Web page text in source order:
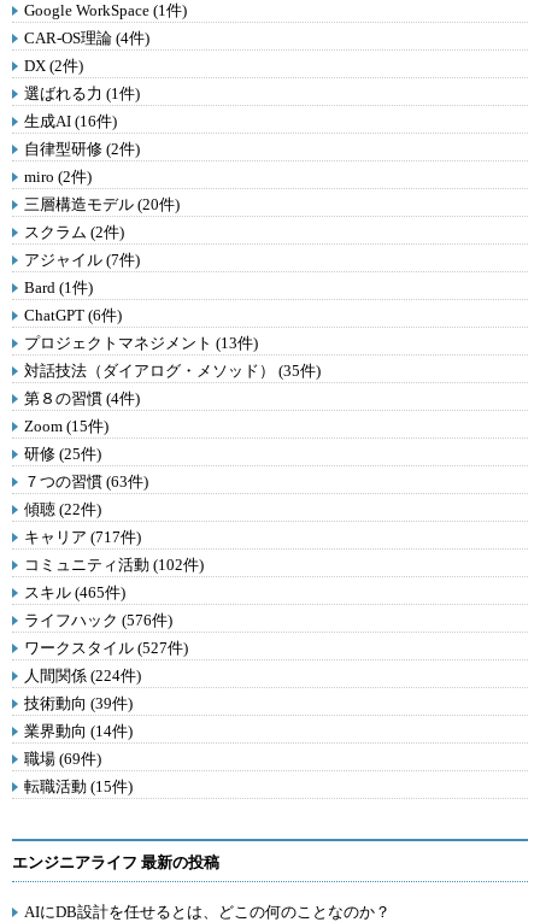
Google WorkSpace (1件)
CAR-OS理論 (4件)
DX (2件)
選ばれる力 (1件)
生成AI (16件)
自律型研修 (2件)
miro (2件)
三層構造モデル (20件)
スクラム (2件)
アジャイル (7件)
Bard (1件)
ChatGPT (6件)
プロジェクトマネジメント (13件)
対話技法（ダイアログ・メソッド） (35件)
第８の習慣 (4件)
Zoom (15件)
研修 (25件)
７つの習慣 (63件)
傾聴 (22件)
キャリア (717件)
コミュニティ活動 (102件)
スキル (465件)
ライフハック (576件)
ワークスタイル (527件)
人間関係 (224件)
技術動向 (39件)
業界動向 (14件)
職場 (69件)
転職活動 (15件)
エンジニアライフ 最新の投稿
AIにDB設計を任せるとは、どこの何のことなのか？